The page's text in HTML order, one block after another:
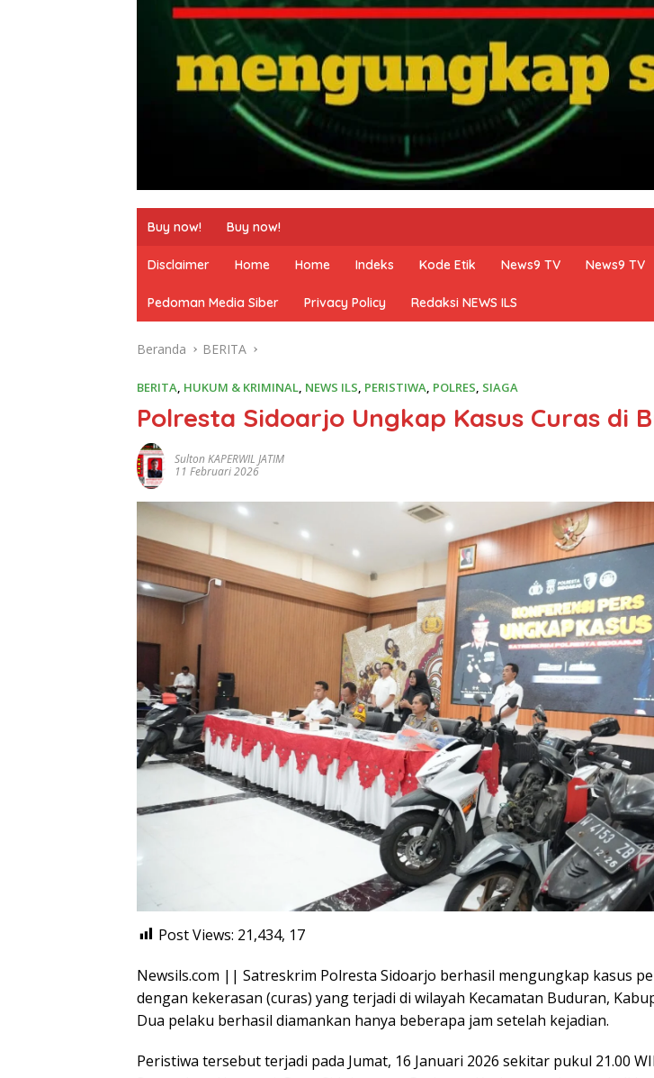
Buy now! Buy now!
Disclaimer Home Home Indeks Kode Etik News9 TV News9 TV
Pedoman Media Siber Privacy Policy Redaksi NEWS ILS
Beranda BERITA
BERITA HUKUM & KRIMINAL NEWS ILS PERISTIWA POLRES SIAGA
Polresta Sidoarjo Ungkap Kasus Curas di
Sulton KAPERWIL JATIM
11 Februari 2026
Post Views: 21,434, 17
Newsils.com || Satreskrim Polresta Sidoarjo berhasil mengungkap kasus
dengan kekerasan (curas) yang terjadi di wilayah Kecamatan Buduran,
Dua pelaku berhasil diamankan hanya beberapa jam setelah kejadian.
Peristiwa tersebut terjadi pada Jumat, 16 Januari 2026 sekitar pukul 21.00